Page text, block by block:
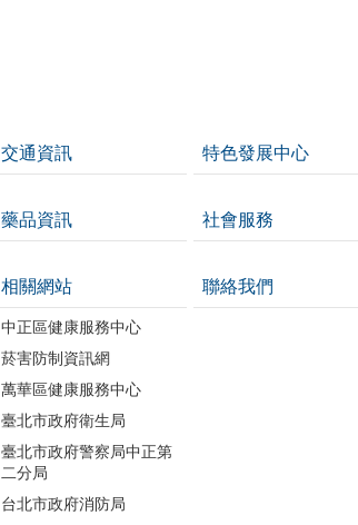
交通資訊 特色發展中心
藥品資訊 社會服務
相關網站
中正區健康服務中心
菸害防制資訊網
萬華區健康服務中心
臺北市政府衛生局
臺北市政府警察局中正第
二分局
台北市政府消防局
聯絡我們